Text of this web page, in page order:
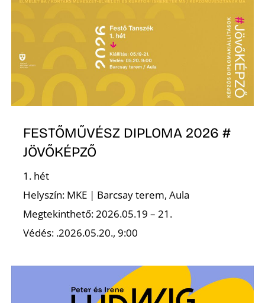
FESTŐMŰVÉSZ DIPLOMA 2026 #
JÖVŐKÉPZŐ
1. hét
Helyszín: MKE | Barcsay terem, Aula
Megtekinthető: 2026.05.19 – 21.
Védés: .2026.05.20., 9:00